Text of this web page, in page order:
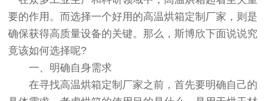
要的作用。而选择一个好用的高温烘箱定制厂家，则是
确保获得高质量设备的关键。那么，斯博欣下面说说究
竟该如何选择呢?
一、明确自身需求
在寻找高温烘箱定制厂家之前，首先要明确自己的